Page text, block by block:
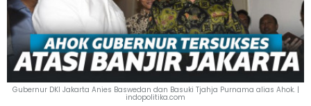
Gubernur DKI Jakarta Anies Baswedan dan Basuki Tjahja Purnama alias Ahok. |
indopolitika.com